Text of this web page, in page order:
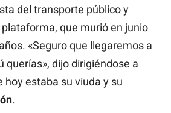
del transporte público y
que murió en junio
«Seguro que llegaremos a
querías», dijo dirigiéndose a
hoy estaba su viuda y su
.